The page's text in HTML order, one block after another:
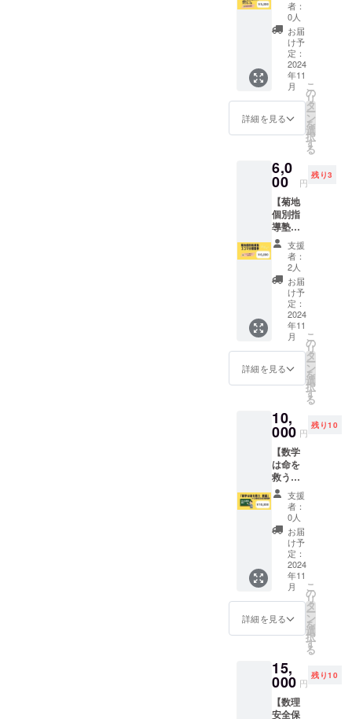
305-
0041
茨城県
つくば
市上広
岡407-1
※会場ま
での交
通費は
お客様
所要時
間＞
1day
参加チ
ケット
です。
約2時間
＜料金
2,000円
（税
込） ※
ご招待
は1名様
分とな
す。ご
家族ご
別途1名
様分の
参加費
がかか
りま
す。 ※
詳細は
後日
メール
にてお
知らせ
致しま
す。 ※
欠席さ
当日の
資料を
す。
しま
す。
コー
ス】 ・
感謝の
メール
・ス
テッ
カー１
枚（名
刺サイ
ズ） ・
塾が
行って
いる数
理安全
保障学
につい
ての最
新研究
pdf ・菊
地と最
新の研
究内容
とオン
ライン
で30分
程度意
見交換
間＞ オ
ンライ
交換
約30
分 1回
（有効
期限
送付さ
れてか
ら6カ
月） ＜
料金＞
5,000円
（税
込） ※1
名様分
換・チ
ケット
となり
ます。
者：
0人
お届
け予
定：
2024
年11
月
詳細を見る
こ
の
リ
タ
ー
ン
を
選
択
す
る
6,0
00 円
残り3
【菊地
個別指
導塾
数学授
業（高
校、大
学受験
策）
３コマ
分授業
券コー
ス】 感
謝の気
持ちを
地個別
指導塾
の数学
授業
（高
校、大
学受験
策）
３コマ
分授業
券をお
送りし
ます。
通塾さ
れるこ
とも可
ンの授
業も対
おりま
支援
者：
2人
お届
け予
定：
2024
年11
月
詳細を見る
こ
の
リ
タ
ー
ン
を
選
択
す
る
10,
000 円
残り10
【数学
は命を
救う教
室 5日
全日程
コンプ
リート
参加
券】つ
くば会
（フェ
ルミカ
フェ）
〈数学
室・数
学が好
きにな
る教室
を開催
支援
者：
0人
お届
け予
定：
2024
年11
月
詳細を見る
こ
の
リ
タ
ー
ン
を
選
択
す
る
15,
000 円
残り10
【数理
安全保